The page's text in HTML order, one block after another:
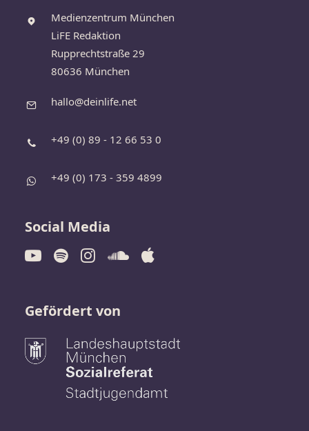
Medienzentrum München
LiFE Redaktion
Rupprechtstraße 29
80636 München
hallo@deinlife.net
+49 (0) 89 - 12 66 53 0
+49 (0) 173 - 359 4899
Social Media
Gefördert von